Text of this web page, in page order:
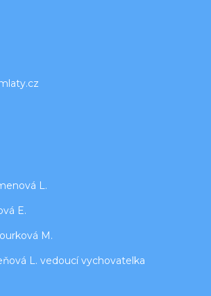
L.
E.
M.
L. vedoucí vychovatelka